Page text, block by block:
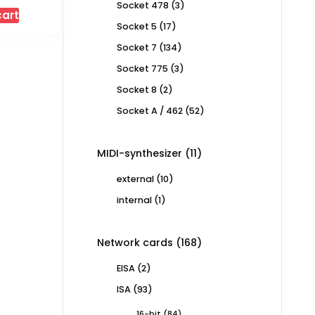
Socket 478 33
Socket 5 1717
Socket 7 134134
Socket 775 33
Socket 8 22
Socket A / 462 5252
MIDI-synthesizer 1111
external 1010
internal 11
Network cards 168168
EISA 22
ISA 9393